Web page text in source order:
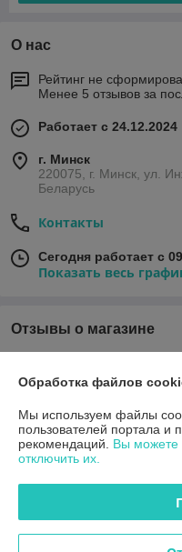
О нас
Рейтинг не
Менее 5 отзывов за
Работает с 24.12.2024
г. Минск
220075, г. Минск, ул.
Беларусь
Контакты
Сегодня работает с
Показать весь
Отзывы о магазине
Очень
Сделка подтверждена
Обработка файлов
Мы используем файлы
пользователей портала и
рекомендаций. Вы можете
отключить их.